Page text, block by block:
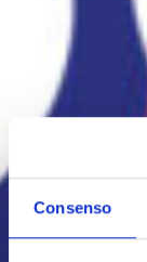
Consenso